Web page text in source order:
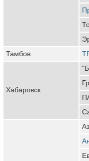
Тамбов
Хабаровск